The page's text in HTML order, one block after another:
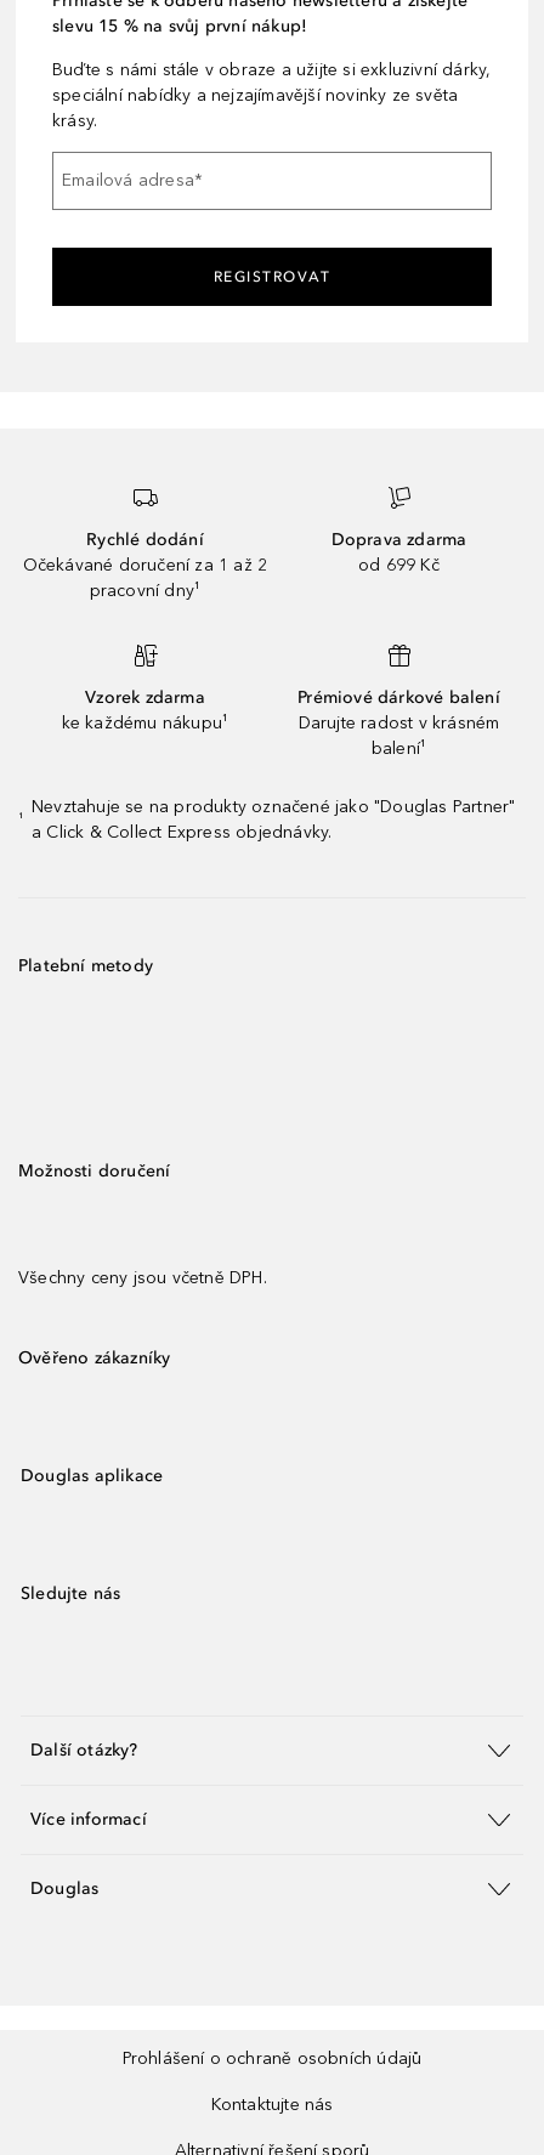
slevu 15 % na svůj první nákup!
Buďte s námi stále v obraze a užijte si exkluzivní dárky,
speciální nabídky a nejzajímavější novinky ze světa
krásy.
Emailová adresa*
REGISTROVAT
Rychlé dodání
Očekávané doručení za 1 až 2
pracovní dny¹
Doprava zdarma
od 699 Kč
Vzorek zdarma
ke každému nákupu¹
Prémiové dárkové balení
Darujte radost v krásném
balení¹
¹
Nevztahuje se na produkty označené jako "Douglas Partner"
a Click & Collect Express objednávky.
Platební metody
Možnosti doručení
Všechny ceny jsou včetně DPH.
Ověřeno zákazníky
Douglas aplikace
Sledujte nás
Další otázky?
Více informací
Douglas
Prohlášení o ochraně osobních údajů
Kontaktujte nás
Alternativní řešení sporů